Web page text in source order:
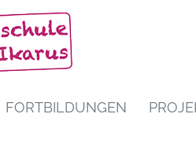
FORTBILDUNGEN